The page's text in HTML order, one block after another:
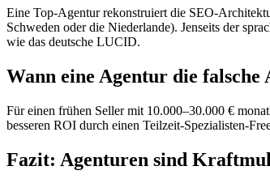
Eine Top-Agentur rekonstruiert die SEO-
Schweden oder die Niederlande). Jenseits der
wie das deutsche LUCID.
Wann eine Agentur die
Für einen frühen Seller mit 10.000–30.000 €
besseren ROI durch einen Teilzeit-Spezialisten-
Fazit: Agenturen sind